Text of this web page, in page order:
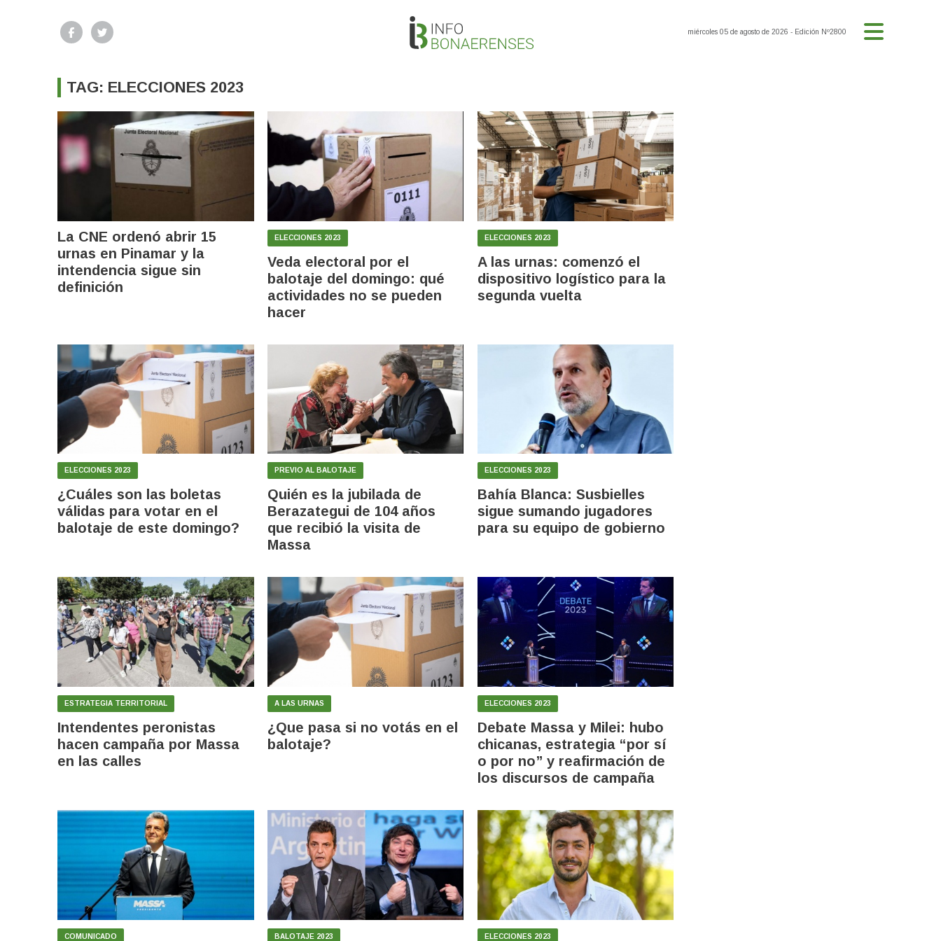
miércoles 05 de agosto de 2026 - Edición Nº2800
TAG: ELECCIONES 2023
La CNE ordenó abrir 15
urnas en Pinamar y la
intendencia sigue sin
definición
ELECCIONES 2023
Veda electoral por el
balotaje del domingo: qué
actividades no se pueden
hacer
ELECCIONES 2023
A las urnas: comenzó el
dispositivo logístico para la
segunda vuelta
ELECCIONES 2023
¿Cuáles son las boletas
válidas para votar en el
balotaje de este domingo?
PREVIO AL BALOTAJE
Quién es la jubilada de
Berazategui de 104 años
que recibió la visita de
Massa
ELECCIONES 2023
Bahía Blanca: Susbielles
sigue sumando jugadores
para su equipo de gobierno
ESTRATEGIA TERRITORIAL
Intendentes peronistas
hacen campaña por Massa
en las calles
A LAS URNAS
¿Que pasa si no votás en el
balotaje?
ELECCIONES 2023
Debate Massa y Milei: hubo
chicanas, estrategia “por sí
o por no” y reafirmación de
los discursos de campaña
COMUNICADO BALOTAJE 2023 ELECCIONES 2023